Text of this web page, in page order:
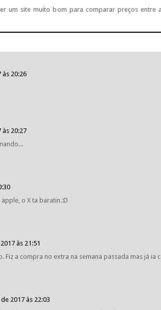
um site muito bom para comparar preços entre
às 20:26
às 20:27
o X ta baratin.:D
às 21:51
Fiz a compra no extra na semana passada mas já ia
2017 às 22:03